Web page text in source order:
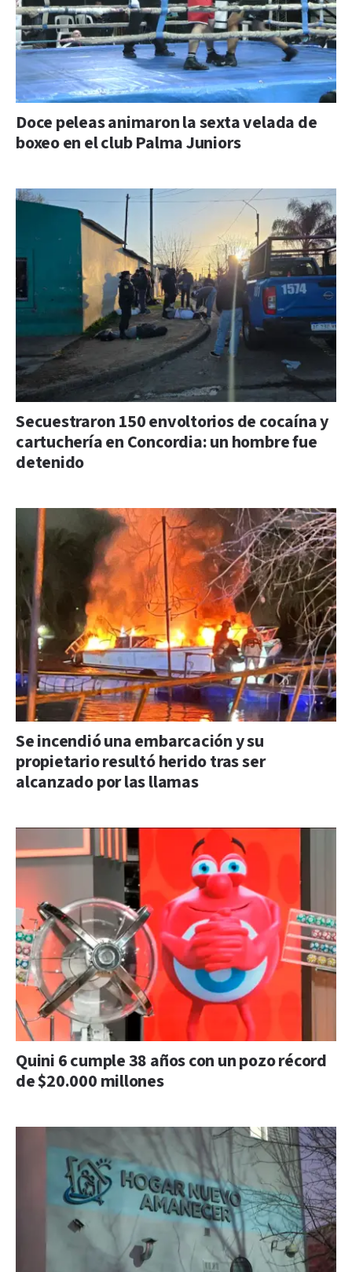
Doce peleas animaron la sexta velada de
boxeo en el club Palma Juniors
Secuestraron 150 envoltorios de cocaína y
cartuchería en Concordia: un hombre fue
detenido
Se incendió una embarcación y su
propietario resultó herido tras ser
alcanzado por las llamas
Quini 6 cumple 38 años con un pozo récord
de $20.000 millones